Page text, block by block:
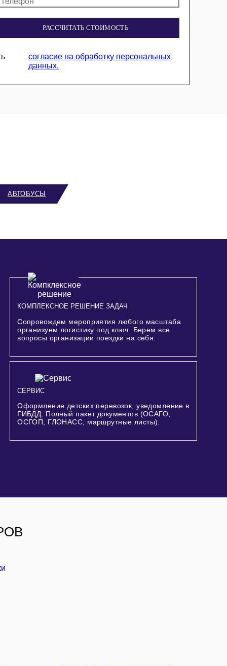
РАССЧИТАТЬ СТОИМОСТЬ
согласие на обработку персональных
данных.
АВТОБУСЫ
КОМПЛЕКСНОЕ РЕШЕНИЕ ЗАДАЧ
Сопровождем мероприятия любого масштаба
организуем логистику под ключ. Берем все
вопросы организации поездки на себя.
СЕРВИС
Оформление детских перевозок, уведомление в
ГИБДД. Полный пакет документов (ОСАГО,
ОСГОП, ГЛОНАСС, маршрутные листы).